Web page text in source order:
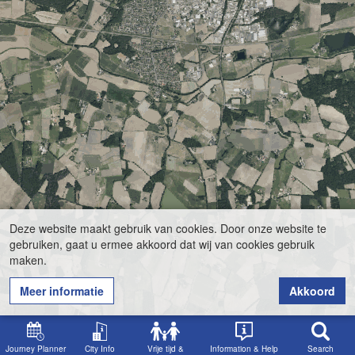
Journey Planner City Info
Vrije tijd &
Information & Help Search
Deze website maakt gebruik van cookies. Door onze website te
gebruiken, gaat u ermee akkoord dat wij van cookies gebruik
maken.
Meer informatie
Akkoord